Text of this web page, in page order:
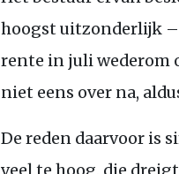
hoogst uitzonderlijk –
rente in juli wederom
niet eens over na,
De reden daarvoor is